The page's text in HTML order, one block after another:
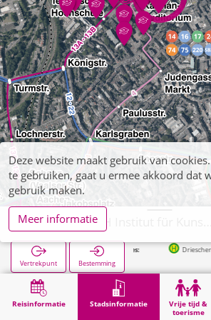
Reisinformatie Stadsinformatie
Vrije tijd &
toerisme
Vertrekpunt Bestemming
Driescher
Stadsinformatie
Hogeschoolinstellingen
Aachen, RWTH Institut für Kunststoffverarbeitung
Deze website maakt gebruik van
te gebruiken, gaat u ermee akkoord dat
gebruik maken.
Meer informatie